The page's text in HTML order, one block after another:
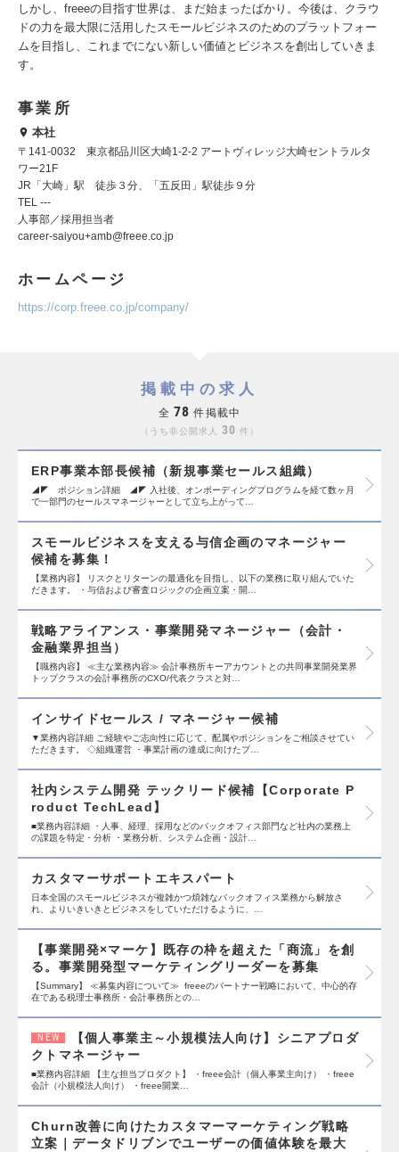
しかし、freeeの目指す世界は、まだ始まったばかり。今後は、クラウ
ドの力を最大限に活用したスモールビジネスのためのプラットフォー
ムを目指し、これまでにない新しい価値とビジネスを創出していきま
す。
事業所
本社
〒141-0032 東京都品川区大崎1-2-2 アートヴィレッジ大崎セントラルタ
ワー21F
JR「大崎」駅 徒歩３分、「五反田」駅徒歩９分
TEL ---
人事部／採用担当者
career-saiyou+amb@freee.co.jp
ホームページ
https://corp.freee.co.jp/company/
掲載中の求人
全 78 件掲載中
うち非公開求人 30 件
ERP事業本部長候補（新規事業セールス組織）
◢◤ ポジション詳細 ◢◤ 入社後、オンボーディングプログラムを経て数ヶ月
で一部門のセールスマネージャーとして立ち上がって…
スモールビジネスを支える与信企画のマネージャー
候補を募集！
【業務内容】 リスクとリターンの最適化を目指し、以下の業務に取り組んでいた
だきます。 ・与信および審査ロジックの企画立案・開…
戦略アライアンス・事業開発マネージャー（会計・
金融業界担当）
【職務内容】 ≪主な業務内容≫ 会計事務所キーアカウントとの共同事業開発業界
トップクラスの会計事務所のCXO/代表クラスと対…
インサイドセールス / マネージャー候補
▼業務内容詳細 ご経験やご志向性に応じて、配属やポジションをご相談させてい
ただきます。 ◇組織運営 ・事業計画の達成に向けたプ…
社内システム開発 テックリード候補【Corporate P
roduct TechLead】
■業務内容詳細 ・人事、経理、採用などのバックオフィス部門など社内の業務上
の課題を特定・分析 ・業務分析、システム企画・設計…
カスタマーサポートエキスパート
日本全国のスモールビジネスが複雑かつ煩雑なバックオフィス業務から解放さ
れ、よりいきいきとビジネスをしていただけるように、…
【事業開発×マーケ】既存の枠を超えた「商流」を創
る。事業開発型マーケティングリーダーを募集
【Summary】 ≪募集内容について≫ freeeのパートナー戦略において、中心的存
在である税理士事務所・会計事務所との…
NEW
【個人事業主～小規模法人向け】シニアプロダ
クトマネージャー
■業務内容詳細 【主な担当プロダクト】 ・freee会計（個人事業主向け） ・freee
会計（小規模法人向け） ・freee開業…
Churn改善に向けたカスタマーマーケティング戦略
立案｜データドリブンでユーザーの価値体験を最大